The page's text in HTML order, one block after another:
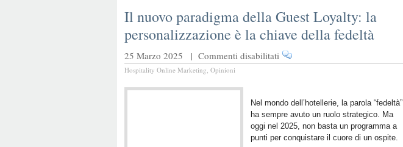
Il nuovo paradigma della Guest Loyalty: la
personalizzazione è la chiave della fedeltà
25 Marzo 2025 | Commenti disabilitati su
Il
della
Guest
Loyalty:
la
Hospitality Online Marketing, Opinioni
Nel mondo dell’hotellerie, la parola “fedeltà”
ha sempre avuto un ruolo strategico. Ma
oggi nel 2025, non basta un programma a
punti per conquistare il cuore di un ospite.